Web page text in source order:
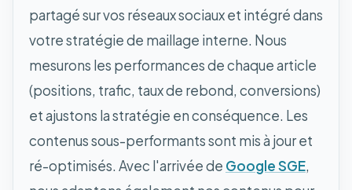
partagé sur vos réseaux sociaux et intégré dans
votre stratégie de maillage interne. Nous
mesurons les performances de chaque article
(positions, trafic, taux de rebond, conversions)
et ajustons la stratégie en conséquence. Les
contenus sous-performants sont mis à jour et
ré-optimisés. Avec l'arrivée de Google SGE,